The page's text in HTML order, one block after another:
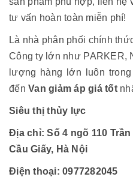
tư vấn hoàn toàn miễn phí!
Là nhà phân phối chính
Công ty lớn như PARKER,
lượng hàng lớn luôn
đến Van giảm áp giá tốt
Siêu thị thủy lực
Địa chỉ: Số 4 ngõ 110
Cầu Giấy, Hà Nội
Điện thoại: 0977282045